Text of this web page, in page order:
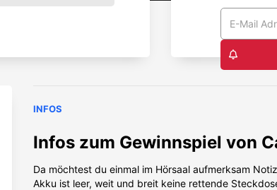
INFOS
Infos zum Gewinnspiel von
Da möchtest du einmal im Hörsaal aufmerksam
Akku ist leer, weit und breit keine rettende